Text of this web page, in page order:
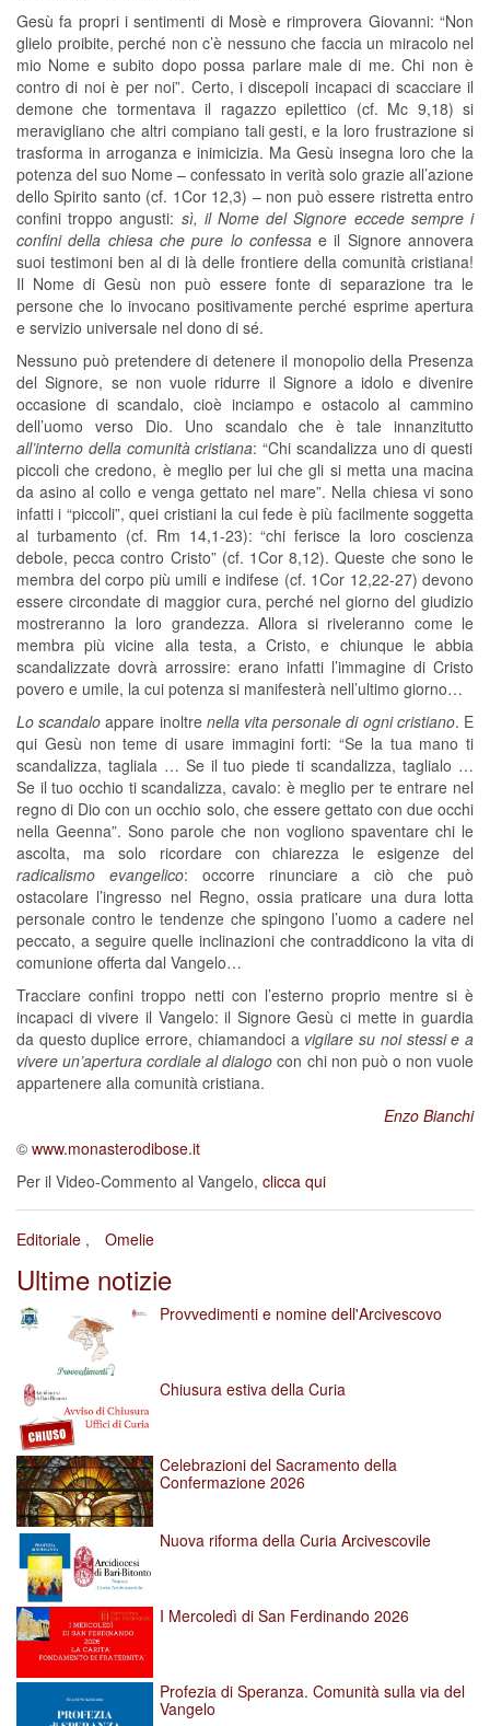
Gesù fa propri i sentimenti di Mosè e rimprovera Giovanni: “Non
glielo proibite, perché non c’è nessuno che faccia un miracolo nel
mio Nome e subito dopo possa parlare male di me. Chi non è
contro di noi è per noi”. Certo, i discepoli incapaci di scacciare il
demone che tormentava il ragazzo epilettico (cf. Mc 9,18) si
meravigliano che altri compiano tali gesti, e la loro frustrazione si
trasforma in arroganza e inimicizia. Ma Gesù insegna loro che la
potenza del suo Nome – confessato in verità solo grazie all’azione
dello Spirito santo (cf. 1Cor 12,3) – non può essere ristretta entro
confini troppo angusti: sì, il Nome del Signore eccede sempre i
confini della chiesa che pure lo confessae il Signore annovera
suoi testimoni ben al di là delle frontiere della comunità cristiana!
Il Nome di Gesù non può essere fonte di separazione tra le
persone che lo invocano positivamente perché esprime apertura
e servizio universale nel dono di sé.
Nessuno può pretendere di detenere il monopolio della Presenza
del Signore, se non vuole ridurre il Signore a idolo e divenire
occasione di scandalo, cioè inciampo e ostacolo al cammino
dell’uomo verso Dio. Uno scandalo che è tale innanzitutto
all’interno della comunità cristiana: “Chi scandalizza uno di questi
piccoli che credono, è meglio per lui che gli si metta una macina
da asino al collo e venga gettato nel mare”. Nella chiesa vi sono
infatti i “piccoli”, quei cristiani la cui fede è più facilmente soggetta
al turbamento (cf. Rm 14,1-23): “chi ferisce la loro coscienza
debole, pecca contro Cristo” (cf. 1Cor 8,12). Queste che sono le
membra del corpo più umili e indifese (cf. 1Cor 12,22-27) devono
essere circondate di maggior cura, perché nel giorno del giudizio
mostreranno la loro grandezza. Allora si riveleranno come le
membra più vicine alla testa, a Cristo, e chiunque le abbia
scandalizzate dovrà arrossire: erano infatti l’immagine di Cristo
povero e umile, la cui potenza si manifesterà nell’ultimo giorno…
Lo scandalo appare inoltre nella vita personale di ogni cristiano. E
qui Gesù non teme di usare immagini forti: “Se la tua mano ti
scandalizza, tagliala … Se il tuo piede ti scandalizza, taglialo …
Se il tuo occhio ti scandalizza, cavalo: è meglio per te entrare nel
regno di Dio con un occhio solo, che essere gettato con due occhi
nella Geenna”. Sono parole che non vogliono spaventare chi le
ascolta, ma solo ricordare con chiarezza le esigenze del
radicalismo evangelico: occorre rinunciare a ciò che può
ostacolare l’ingresso nel Regno, ossia praticare una dura lotta
personale contro le tendenze che spingono l’uomo a cadere nel
peccato, a seguire quelle inclinazioni che contraddicono la vita di
comunione offerta dal Vangelo…
Tracciare confini troppo netti con l’esterno proprio mentre si è
incapaci di vivere il Vangelo: il Signore Gesù ci mette in guardia
da questo duplice errore, chiamandoci a vigilare su noi stessi e a
vivere un’apertura cordiale al dialogo con chi non può o non vuole
appartenere alla comunità cristiana.
Enzo Bianchi
© www.monasterodibose.it
Per il Video-Commento al Vangelo, clicca qui
Editoriale Omelie
Ultime notizie
Provvedimenti e nomine dell'Arcivescovo
Chiusura estiva della Curia
Celebrazioni del Sacramento della
Confermazione 2026
Nuova riforma della Curia Arcivescovile
I Mercoledì di San Ferdinando 2026
Profezia di Speranza. Comunità sulla via del
Vangelo